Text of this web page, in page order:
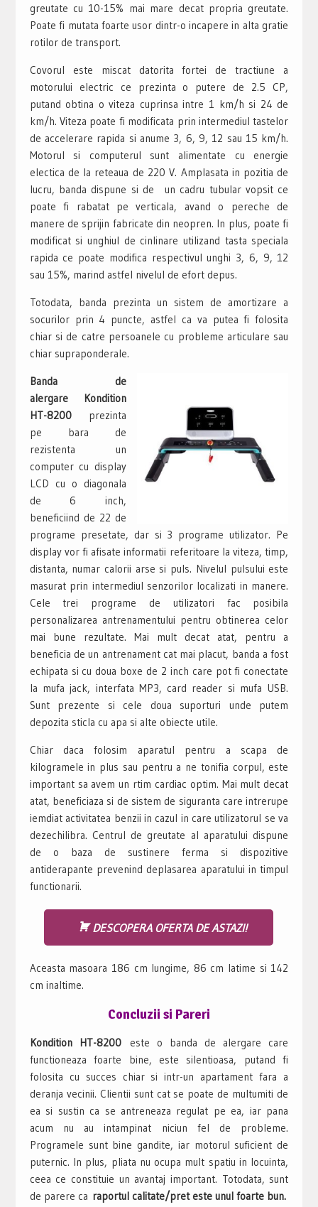
greutate cu 10-15% mai mare decat propria greutate.
Poate fi mutata foarte usor dintr-o incapere in alta gratie
rotilor de transport.
Covorul este miscat datorita fortei de tractiune a
motorului electric ce prezinta o putere de 2.5 CP,
putand obtina o viteza cuprinsa intre 1 km/h si 24 de
km/h. Viteza poate fi modificata prin intermediul tastelor
de accelerare rapida si anume 3, 6, 9, 12 sau 15 km/h.
Motorul si computerul sunt alimentate cu energie
electica de la reteaua de 220 V. Amplasata in pozitia de
lucru, banda dispune si de un cadru tubular vopsit ce
poate fi rabatat pe verticala, avand o pereche de
manere de sprijin fabricate din neopren. In plus, poate fi
modificat si unghiul de cinlinare utilizand tasta speciala
rapida ce poate modifica respectivul unghi 3, 6, 9, 12
sau 15%, marind astfel nivelul de efort depus.
Totodata, banda prezinta un sistem de amortizare a
socurilor prin 4 puncte, astfel ca va putea fi folosita
chiar si de catre persoanele cu probleme articulare sau
chiar supraponderale.
Banda de
alergare Kondition
HT-8200 prezinta
pe bara de
rezistenta un
computer cu display
LCD cu o diagonala
de 6 inch,
beneficiind de 22 de
programe presetate, dar si 3 programe utilizator. Pe
display vor fi afisate informatii referitoare la viteza, timp,
distanta, numar calorii arse si puls. Nivelul pulsului este
masurat prin intermediul senzorilor localizati in manere.
Cele trei programe de utilizatori fac posibila
personalizarea antrenamentului pentru obtinerea celor
mai bune rezultate. Mai mult decat atat, pentru a
beneficia de un antrenament cat mai placut, banda a fost
echipata si cu doua boxe de 2 inch care pot fi conectate
la mufa jack, interfata MP3, card reader si mufa USB.
Sunt prezente si cele doua suporturi unde putem
depozita sticla cu apa si alte obiecte utile.
Chiar daca folosim aparatul pentru a scapa de
kilogramele in plus sau pentru a ne tonifia corpul, este
important sa avem un rtim cardiac optim. Mai mult decat
atat, beneficiaza si de sistem de siguranta care intrerupe
iemdiat activitatea benzii in cazul in care utilizatorul se va
dezechilibra. Centrul de greutate al aparatului dispune
de o baza de sustinere ferma si dispozitive
antiderapante prevenind deplasarea aparatului in timpul
functionarii.
DESCOPERA OFERTA DE ASTAZI!
Aceasta masoara 186 cm lungime, 86 cm latime si 142
cm inaltime.
Concluzii si Pareri
Kondition HT-8200 este o banda de alergare care
functioneaza foarte bine, este silentioasa, putand fi
folosita cu succes chiar si intr-un apartament fara a
deranja vecinii. Clientii sunt cat se poate de multumiti de
ea si sustin ca se antreneaza regulat pe ea, iar pana
acum nu au intampinat niciun fel de probleme.
Programele sunt bine gandite, iar motorul suficient de
puternic. In plus, pliata nu ocupa mult spatiu in locuinta,
ceea ce constituie un avantaj important. Totodata, sunt
de parere ca raportul calitate/pret este unul foarte bun.